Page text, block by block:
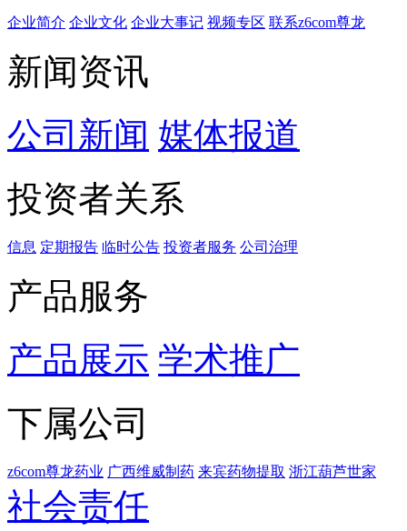
企业简介 企业文化 企业⼤事记 视频专区 联系z6com尊龙
新闻资讯
公司新闻 媒体报道
投资者关系
信息 定期报告 临时公告 投资者服务 公司治理
产品服务
产品展示 学术推广
下属公司
z6com尊龙药业 广西维威制药 来宾药物提取 浙江葫芦世家
社会责任